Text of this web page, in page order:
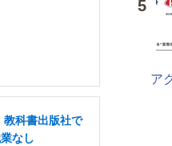
科書出版社で
なし
ア